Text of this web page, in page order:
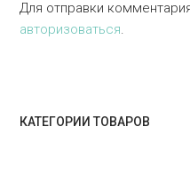
Для отправки
авторизоваться.
КАТЕГОРИИ ТОВАРОВ